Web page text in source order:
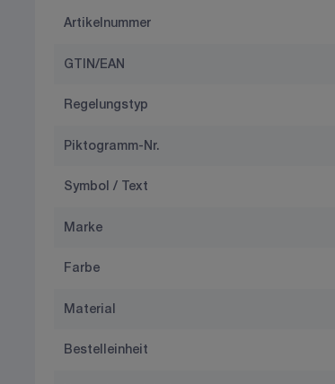
Artikelnummer
GTIN/EAN
Regelungstyp
Piktogramm-Nr.
Symbol / Text
Marke
Farbe
Material
Bestelleinheit